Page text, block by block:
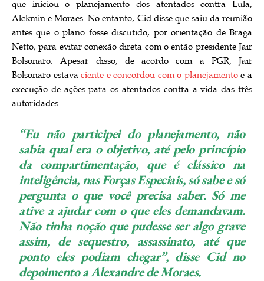
que iniciou o planejamento dos atentados contra Lula,
Alckmin e Moraes. No entanto, Cid disse que saiu da reunião
antes que o plano fosse discutido, por orientação de Braga
Netto, para evitar conexão direta com o então presidente Jair
Bolsonaro. Apesar disso, de acordo com a PGR, Jair
Bolsonaro estavaciente e concordou com o planejamentoe a
execução de ações para os atentados contra a vida das três
autoridades.
“Eu não participei do planejamento, não
sabia qual era o objetivo, até pelo princípio
da compartimentação, que é clássico na
inteligência, nas Forças Especiais, só sabe e só
pergunta o que você precisa saber. Só me
ative a ajudar com o que eles demandavam.
Não tinha noção que pudesse ser algo grave
assim, de sequestro, assassinato, até que
ponto eles podiam chegar”, disse Cid no
depoimento a Alexandre de Moraes.